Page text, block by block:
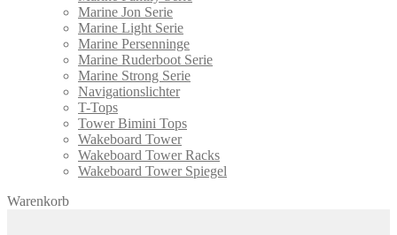
Marine Jon Serie
Marine Light Serie
Marine Persenninge
Marine Ruderboot Serie
Marine Strong Serie
Navigationslichter
T-Tops
Tower Bimini Tops
Wakeboard Tower
Wakeboard Tower Racks
Wakeboard Tower Spiegel
Warenkorb